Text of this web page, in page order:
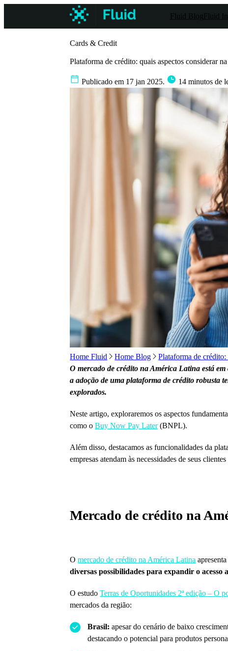
Fluid Blog Fluid
Cards & Credit
Plataforma de crédito: quais aspectos considerar
Publicado em 17 jan 2025. 14 minutos de
Home Fluid Home Blog
Plataforma de crédito:
O mercado de crédito na América Latina está
a adoção de uma plataforma de crédito robusta
explorados.
Neste artigo, exploraremos os aspectos
como oBuy Now Pay Later(BNPL).
Além disso, destacamos as funcionalidades da
empresas atendam às necessidades de seus
Mercado de crédito na
Omercado de crédito na América Latina
diversas possibilidades para expandir o
O estudoTerras de Oportunidades 2ª edição – O
mercados da região:
Brasil: apesar do cenário de baixo
destacando o potencial para produtos